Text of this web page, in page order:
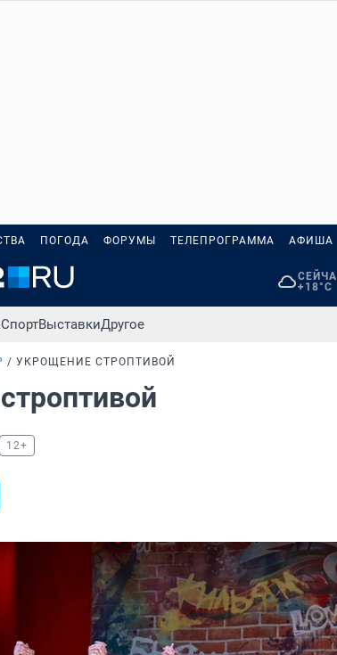
ПОГОДА ФОРУМЫ ТЕЛЕПРОГРАММА АФИША
+18°C
СпортВыставкиДругое
УКРОЩЕНИЕ СТРОПТИВОЙ
12+